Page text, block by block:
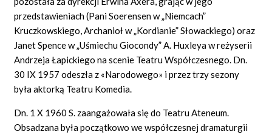
przedstawieniach (Pani Soerensen w „Niemcach”
Kruczkowskiego, Archanioł w „Kordianie” Słowackiego) oraz
Janet Spence w „Uśmiechu Giocondy”A. Huxleyaw reżyserii
Andrzeja Łapickiego na scenie Teatru Współczesnego. Dn.
30 IX 1957 odeszła z «Narodowego» i przez trzy sezony
była aktorką Teatru Komedia.
Dn. 1 X 1960 S. zaangażowała się do Teatru Ateneum.
Obsadzana była początkowo we współczesnej dramaturgii